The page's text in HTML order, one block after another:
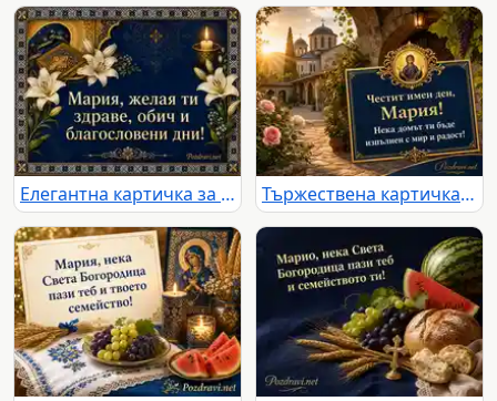
Елегантна картичка за имен ден Мария и Голяма Богородица Тържествена картичка за имен ден на Мария и Голяма Богородица